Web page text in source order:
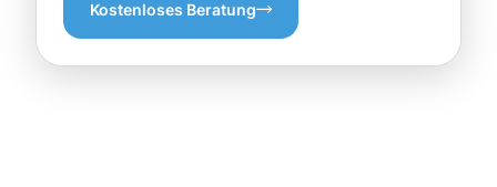
Kostenloses Beratung